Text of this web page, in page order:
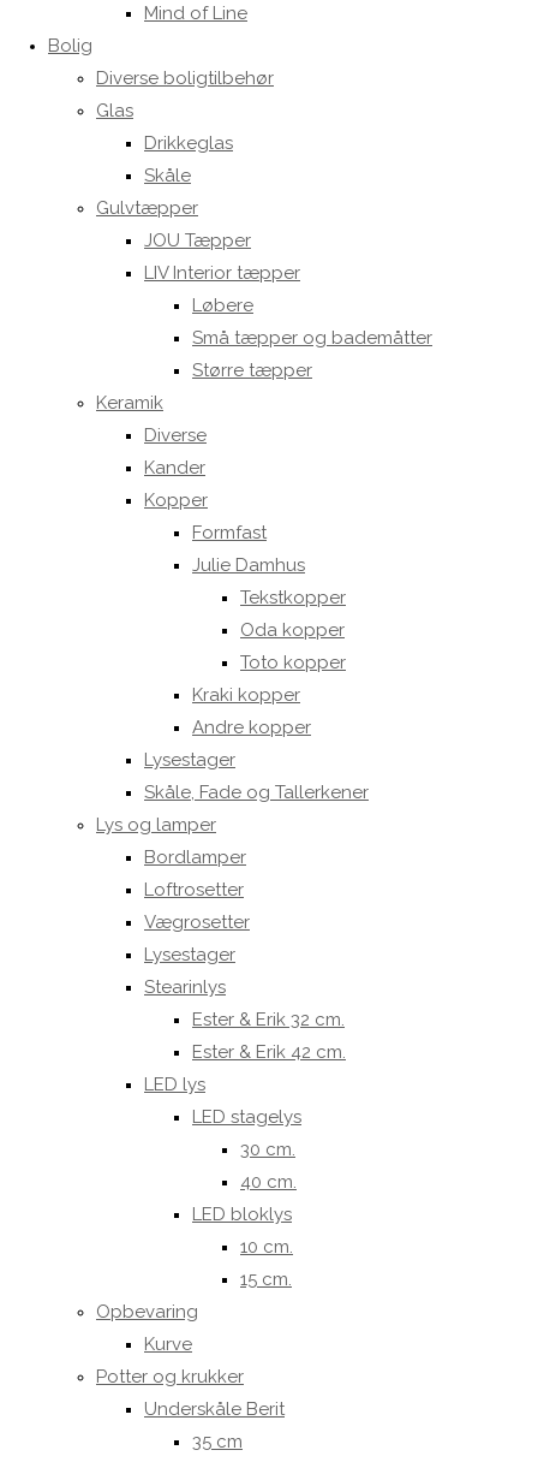
Mind of Line
Bolig
Diverse boligtilbehør
Glas
Drikkeglas
Skåle
Gulvtæpper
JOU Tæpper
LIV Interior tæpper
Løbere
Små tæpper og bademåtter
Større tæpper
Keramik
Diverse
Kander
Kopper
Formfast
Julie Damhus
Tekstkopper
Oda kopper
Toto kopper
Kraki kopper
Andre kopper
Lysestager
Skåle, Fade og Tallerkener
Lys og lamper
Bordlamper
Loftrosetter
Vægrosetter
Lysestager
Stearinlys
Ester & Erik 32 cm.
Ester & Erik 42 cm.
LED lys
LED stagelys
30 cm.
40 cm.
LED bloklys
10 cm.
15 cm.
Opbevaring
Kurve
Potter og krukker
Underskåle Berit
35 cm